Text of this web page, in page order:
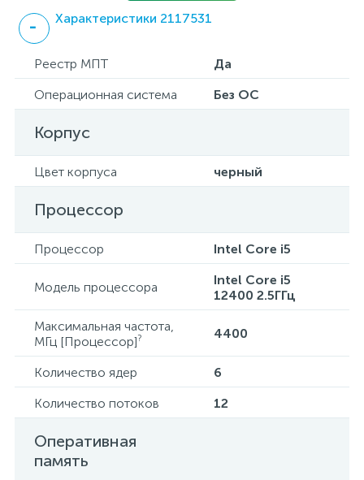
Характеристики 2117531
Реестр МПТ
Да
Операционная система
Без ОС
Корпус
Цвет корпуса черный
Процессор
Процессор Intel Core i5
Модель процессора
Intel Core i5
12400 2.5ГГц
Максимальная частота,
МГц [Процессор]? 4400
Количество ядер
6
Количество потоков
12
Оперативная
память